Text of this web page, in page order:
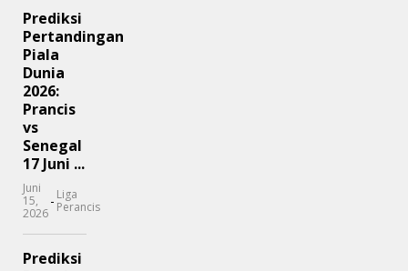
Prediksi
Pertandingan
Piala
Dunia
2026:
Prancis
vs
Senegal
17 Juni ...
Juni
15,
2026
- Liga
Perancis
Prediksi